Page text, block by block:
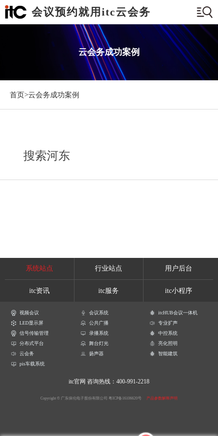
会议预约就用itc云会务
云会务成功案例
首页>云会务成功案例
搜索河东
系统站点 行业站点 用户后台
itc资讯 itc服务 itc小程序
视频会议 会议系统
itcHUB会议一体机
LED显示屏
公共广播
专业扩声
信号传输管理
录播系统
中控系统
分布式平台
舞台灯光
亮化照明
云会务
扬声器
智能建筑
pis车载系统
itc官网 咨询热线：400-991-2218
Copyright © 广东保伦电子股份有限公司 粤ICP备16106620号 产品参数解释声明